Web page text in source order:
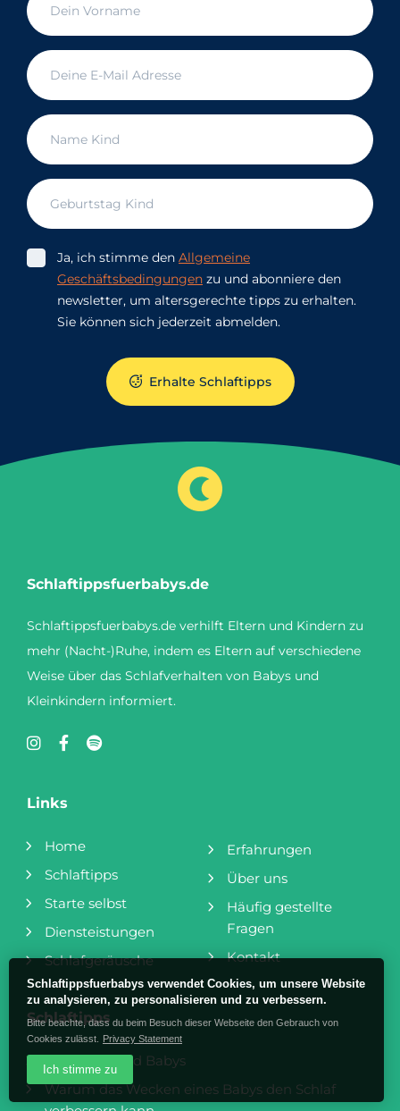
Ja, ich stimme den Allgemeine
Geschäftsbedingungen zu und abonniere den
newsletter, um altersgerechte tipps zu erhalten.
Sie können sich jederzeit abmelden.
Erhalte Schlaftipps
Schlaftippsfuerbabys.de
Schlaftippsfuerbabys.de verhilft Eltern und Kindern zu
mehr (Nacht-)Ruhe, indem es Eltern auf verschiedene
Weise über das Schlafverhalten von Babys und
Kleinkindern informiert.
Links
Home
Schlaftipps
Starte selbst
Diensteistungen
Schlafgeräusche
Erfahrungen
Über uns
Fragen
Kontakt
Schlaftipps
Melatonin und Babys
Warum das Wecken eines Babys den Schlaf
Schlaftippsfuerbabys verwendet Cookies, um unsere Website
zu analysieren, zu personalisieren und zu verbessern.
Bitte beachte, dass du beim Besuch dieser Webseite den Gebrauch von
Cookies zulässt.
Privacy Statement
Ich stimme zu